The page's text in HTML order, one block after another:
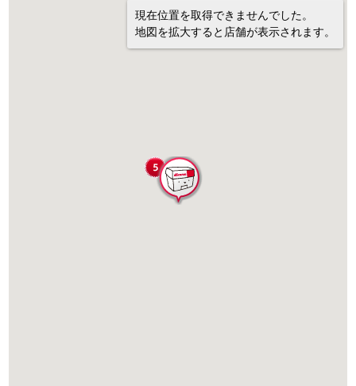
現在位置を取得できませんでした。
地図を拡大すると店舗が表示されます。